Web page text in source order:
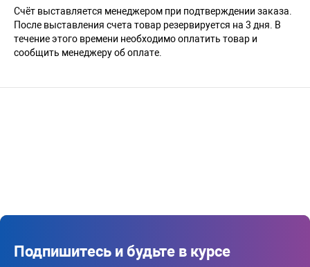
Счёт выставляется менеджером при подтверждении заказа.
После выставления счета товар резервируется на 3 дня. В
течение этого времени необходимо оплатить товар и
сообщить менеджеру об оплате.
Подпишитесь и будьте в курсе